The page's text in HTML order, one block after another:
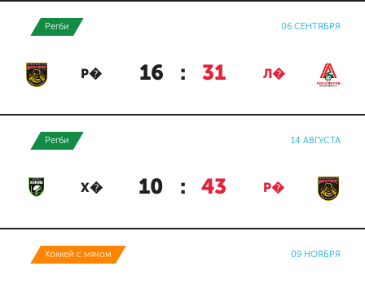
Регби 06 СЕНТЯБРЯ
Р� 16 : 31 Л�
Регби 14 АВГУСТА
Х� 10 : 43 Р�
Хоккей с мячом 09 НОЯБРЯ